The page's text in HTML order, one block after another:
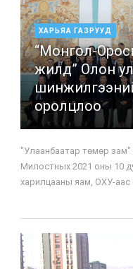
ХАРЬЯА ГАЗРУУД
“Монгол-
жилд” Олон
оролцлоо
"Улаанбаатар төмөр
Милостных 2021 оны 10
харилцааны яам, ОХУ-аас